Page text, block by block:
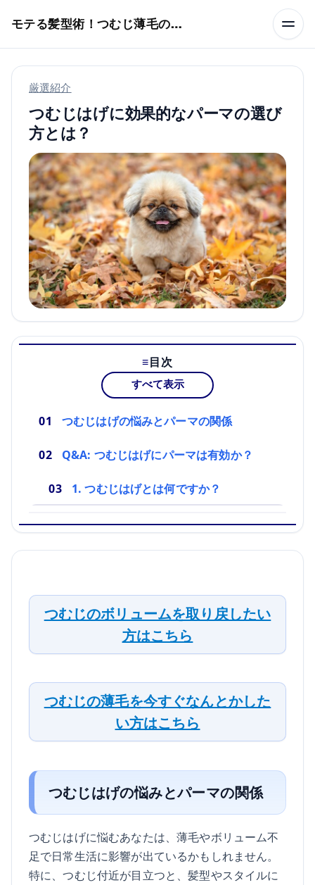
モテる髪型術！つむじ薄毛の隠し方
厳選紹介
つむじはげに効果的なパーマの選び
方とは？
目次
すべて表示
つむじはげの悩みとパーマの関係
Q&A: つむじはげにパーマは有効か？
1. つむじはげとは何ですか？
つむじのボリュームを取り戻したい
方はこちら
つむじの薄毛を今すぐなんとかした
い方はこちら
つむじはげの悩みとパーマの関係
つむじはげに悩むあなたは、薄毛やボリューム不
足で日常生活に影響が出ているかもしれません。
特に、つむじ付近が目立つと、髪型やスタイルに